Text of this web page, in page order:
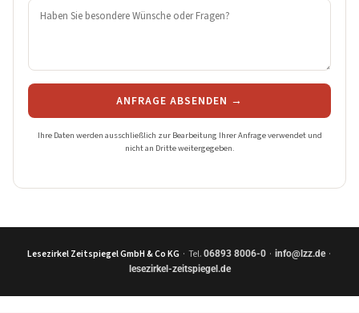
ANFRAGE ABSENDEN →
Ihre Daten werden ausschließlich zur Bearbeitung Ihrer Anfrage verwendet und
nicht an Dritte weitergegeben.
Lesezirkel Zeitspiegel GmbH & Co KG · Tel. 06893 8006-0· info@lzz.de·
lesezirkel-zeitspiegel.de